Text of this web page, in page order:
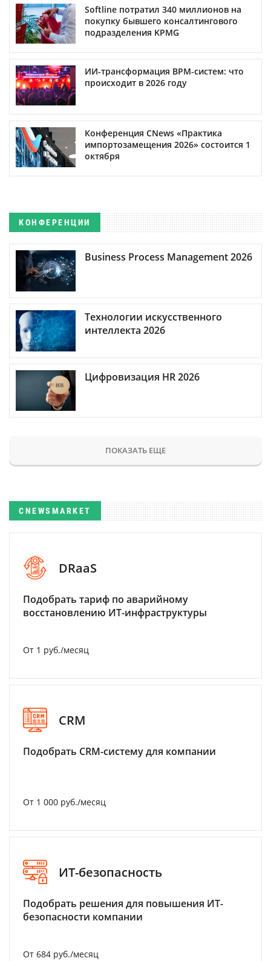
Softline потратил 340 миллионов на
покупку бывшего консалтингового
подразделения KPMG
ИИ-трансформация BPM-систем: что
происходит в 2026 году
Конференция CNews «Практика
импортозамещения 2026» состоится 1
октября
КОНФЕРЕНЦИИ
Business Process Management 2026
Технологии искусственного
интеллекта 2026
Цифровизация HR 2026
ПОКАЗАТЬ ЕЩЕ
CNEWSMARKET
DRaaS
Подобрать тариф по аварийному
восстановлению ИТ-инфраструктуры
От 1 руб./месяц
CRM
Подобрать CRM-систему для компании
От 1 000 руб./месяц
ИТ-безопасность
Подобрать решения для повышения ИТ-
безопасности компании
От 684 руб./месяц